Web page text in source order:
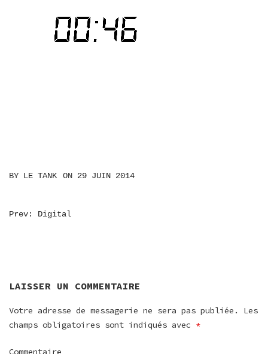
BY LE TANK ON 29 JUIN 2014
NAVIGATION
Prev: Digital
LAISSER UN COMMENTAIRE
Votre adresse de messagerie ne sera pas publiée.
Les
champs obligatoires sont indiqués avec *
Commentaire